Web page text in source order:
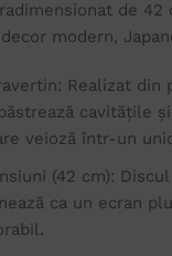
de
modern,
Realizat din
cavitățile
veioză într-un
(42 cm):
ca un ecran